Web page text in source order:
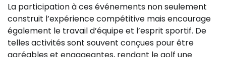
La participation à ces événements non seulement
construit l’expérience compétitive mais encourage
également le travail d’équipe et l’esprit sportif. De
telles activités sont souvent conçues pour être
agréables et engageantes, rendant le golf une